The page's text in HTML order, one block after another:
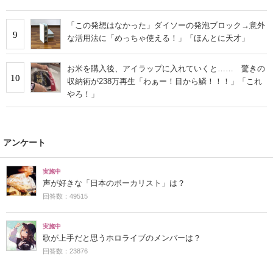
9
「この発想はなかった」ダイソーの発泡ブロック→意外
な活用法に「めっちゃ使える！」「ほんとに天才」
10
お米を購入後、アイラップに入れていくと…… 驚きの
収納術が238万再生「わぁー！目から鱗！！！」「これ
やろ！」
アンケート
実施中
声が好きな「日本のボーカリスト」は？
回答数：49515
実施中
歌が上手だと思うホロライブのメンバーは？
回答数：23876